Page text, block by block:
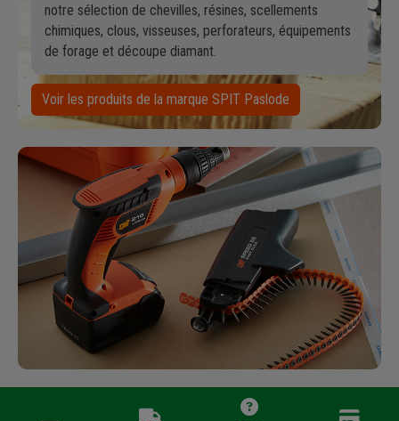
notre sélection de chevilles, résines, scellements
chimiques, clous, visseuses, perforateurs, équipements
de forage et découpe diamant.
Voir les produits de la marque SPIT Paslode